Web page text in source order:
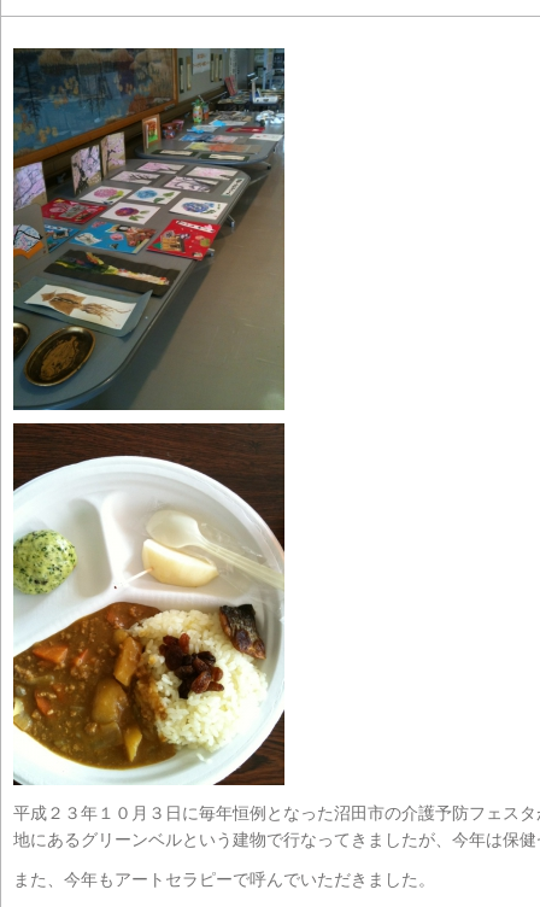
平成２３年１０月３日に毎年恒例となった沼田市の介護予防フェス
地にあるグリーンベルという建物で行なってきましたが、今年は保
また、今年もアートセラピーで呼んでいただきました。